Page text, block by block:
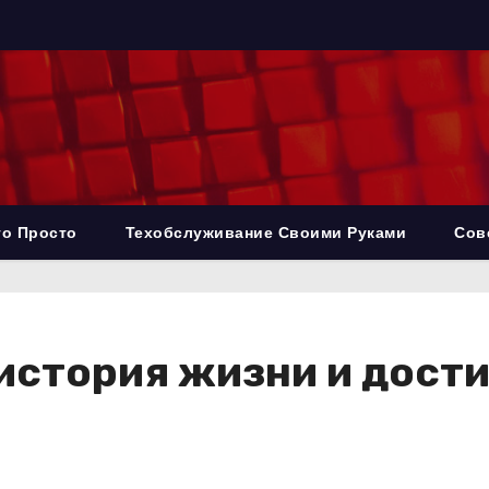
Просто Техобслуживание Своими Руками
жизни и